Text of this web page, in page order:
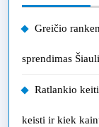
Greičio
sprendimas
Ratlankio
keisti ir kiek